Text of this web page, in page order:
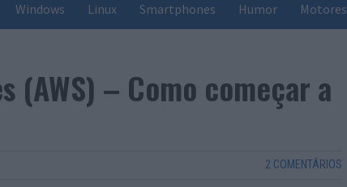
Windows Linux Smartphones Humor Motores
(AWS) – Como começar a
2 COMENTÁRIOS